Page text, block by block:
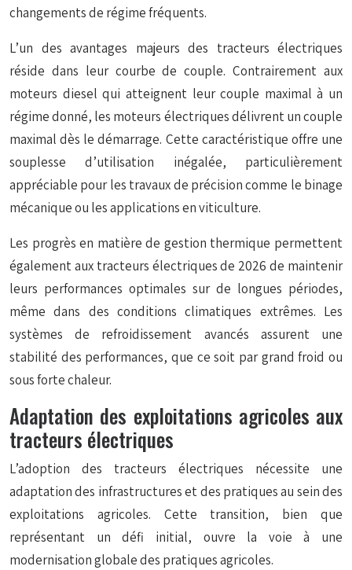
changements de régime fréquents.
L’un des avantages majeurs des tracteurs électriques
réside dans leur courbe de couple. Contrairement aux
moteurs diesel qui atteignent leur couple maximal à un
régime donné, les moteurs électriques délivrent un couple
maximal dès le démarrage. Cette caractéristique offre une
souplesse d’utilisation inégalée, particulièrement
appréciable pour les travaux de précision comme le binage
mécanique ou les applications en viticulture.
Les progrès en matière de gestion thermique permettent
également aux tracteurs électriques de 2026 de maintenir
leurs performances optimales sur de longues périodes,
même dans des conditions climatiques extrêmes. Les
systèmes de refroidissement avancés assurent une
stabilité des performances, que ce soit par grand froid ou
sous forte chaleur.
Adaptation des exploitations agricoles aux
tracteurs électriques
L’adoption des tracteurs électriques nécessite une
adaptation des infrastructures et des pratiques au sein des
exploitations agricoles. Cette transition, bien que
représentant un défi initial, ouvre la voie à une
modernisation globale des pratiques agricoles.